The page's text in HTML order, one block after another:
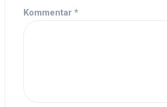
Kommentar *